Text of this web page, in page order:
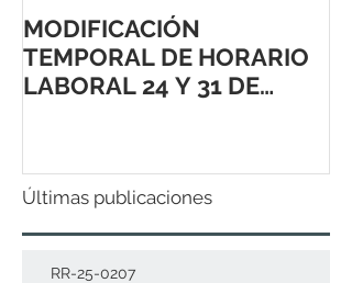
MODIFICACIÓN
TEMPORAL DE HORARIO
LABORAL 24 Y 31 DE
Últimas publicaciones
RR-25-0207